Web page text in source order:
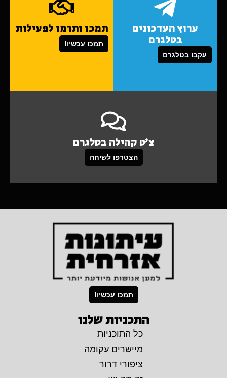
ערוץ העדכונים
בטלגרם
עקבו בטלגרם
תמכו ותרמו לפעילות
תמכו עכשיו!
צ'ט קהילה בטלגרם
הצטרפו לשיחה
תמכו עכשיו!
התכניות שלנו
כל התוכניות
מיישרים עקומה
ציפורי דרור